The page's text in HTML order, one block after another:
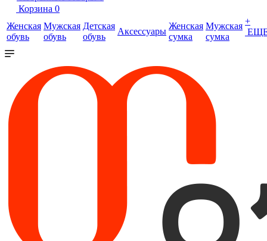
Корзина 0
Женская
обувь
Мужская
обувь
Детская
обувь
Аксессуары
Женская
сумка
Мужская
сумка
+